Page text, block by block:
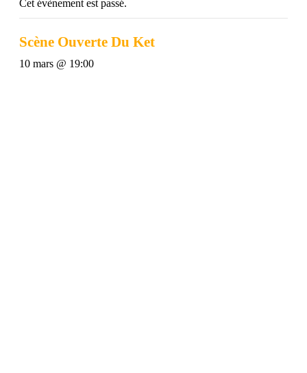
Cet évènement est passé.
Scène Ouverte Du Ket
10 mars @ 19:00